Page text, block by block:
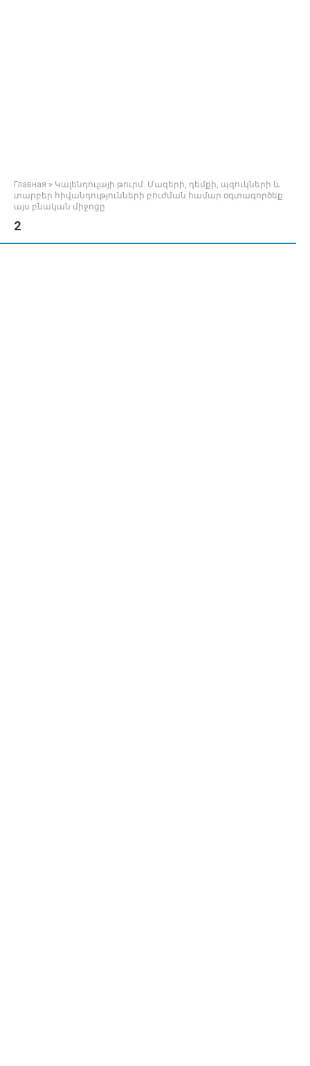
Главная » Կալենդուլայի թուրմ. Մազերի, դեմքի, պզուկների և
տարբեր հիվանդությունների բուժման համար օգտագործեք
այս բնական միջոցը
2